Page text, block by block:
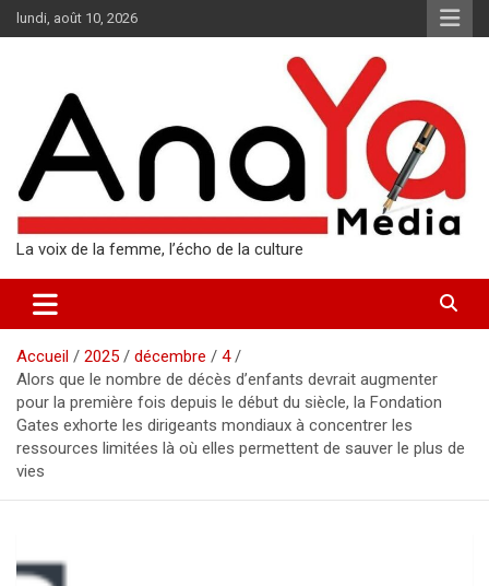
Aller
au
lundi, août 10, 2026
La voix de la femme, l’écho de la culture
Accueil 2025 décembre
4
Alors que le nombre de décès d’enfants devrait augmenter
pour la première fois depuis le début du siècle, la Fondation
Gates exhorte les dirigeants mondiaux à concentrer les
ressources limitées là où elles permettent de sauver le plus de
vies